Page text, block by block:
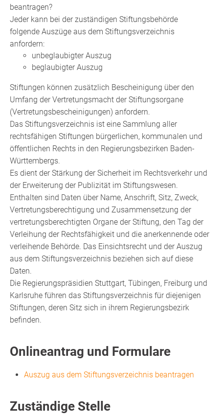
beantragen?
Jeder kann bei der zuständigen Stiftungsbehörde
folgende Auszüge aus dem Stiftungsverzeichnis
anfordern:
unbeglaubigter Auszug
beglaubigter Auszug
Stiftungen können zusätzlich Bescheinigung über den
Umfang der Vertretungsmacht der Stiftungsorgane
(Vertretungsbescheinigungen) anfordern.
Das Stiftungsverzeichnis ist eine Sammlung aller
rechtsfähigen Stiftungen bürgerlichen, kommunalen und
öffentlichen Rechts in den Regierungsbezirken Baden-
Württembergs.
Es dient der Stärkung der Sicherheit im Rechtsverkehr und
der Erweiterung der Publizität im Stiftungswesen.
Enthalten sind Daten über Name, Anschrift, Sitz, Zweck,
Vertretungsberechtigung und Zusammensetzung der
vertretungsberechtigten Organe der Stiftung, den Tag der
Verleihung der Rechtsfähigkeit und die anerkennende oder
verleihende Behörde. Das Einsichtsrecht und der Auszug
aus dem Stiftungsverzeichnis beziehen sich auf diese
Daten.
Die Regierungspräsidien Stuttgart, Tübingen, Freiburg und
Karlsruhe führen das Stiftungsverzeichnis für diejenigen
Stiftungen, deren Sitz sich in ihrem Regierungsbezirk
befinden.
Onlineantrag und Formulare
Auszug aus dem Stiftungsverzeichnis beantragen
Zuständige Stelle